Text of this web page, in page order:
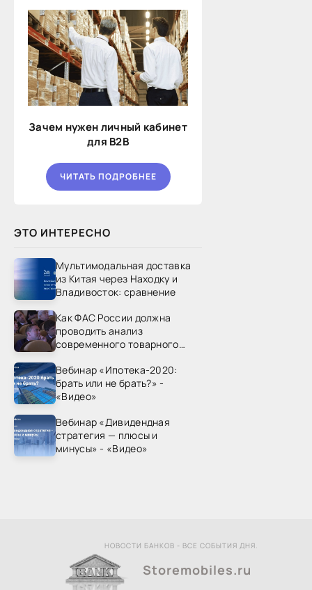
Зачем нужен личный кабинет
для B2B
ЧИТАТЬ ПОДРОБНЕЕ
ЭТО ИНТЕРЕСНО
Мультимодальная доставка
из Китая через Находку и
Владивосток: сравнение
Как ФАС России должна
проводить анализ
современного товарного
России»
Вебинар «Ипотека-2020:
брать или не брать?» -
«Видео»
Вебинар «Дивидендная
стратегия — плюсы и
минусы» - «Видео»
Storemobiles.ru
НОВОСТИ БАНКОВ - ВСЕ СОБЫТИЯ ДНЯ.